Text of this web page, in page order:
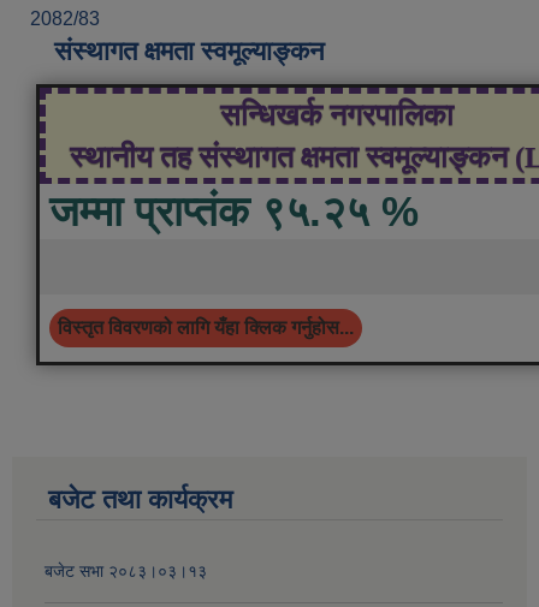
2082/83
संस्थागत क्षमता स्वमूल्याङ्कन
सन्धिखर्क नगरपालिका
स्थानीय तह संस्थागत क्षमता स्वमूल्याङ्कन
जम्मा प्राप्तंक ९५.२५ %
विस्तृत विवरणको लागि यँहा क्लिक गर्नुहोस...
बजेट तथा कार्यक्रम
बजेट सभा २०८३।०३।१३